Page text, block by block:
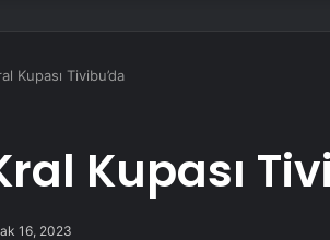
Kupası Tivibu’da
Kupası
16, 2023